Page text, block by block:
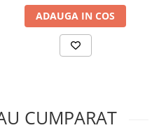
ADAUGA IN COS
CUMPARAT